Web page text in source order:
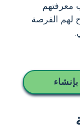
معرفتهم
وستتاح لهم الفرصة